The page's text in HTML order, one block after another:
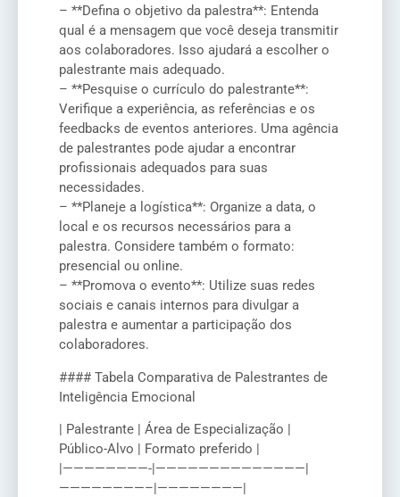
– **Defina o objetivo da palestra**: Entenda
qual é a mensagem que você deseja transmitir
aos colaboradores. Isso ajudará a escolher o
palestrante mais adequado.
– **Pesquise o currículo do palestrante**:
Verifique a experiência, as referências e os
feedbacks de eventos anteriores. Uma agência
de palestrantes pode ajudar a encontrar
profissionais adequados para suas
necessidades.
– **Planeje a logística**: Organize a data, o
local e os recursos necessários para a
palestra. Considere também o formato:
presencial ou online.
– **Promova o evento**: Utilize suas redes
sociais e canais internos para divulgar a
palestra e aumentar a participação dos
colaboradores.
#### Tabela Comparativa de Palestrantes de
Inteligência Emocional
| Palestrante | Área de Especialização |
Público-Alvo | Formato preferido |
|————————-|——————————————|
————————–|————————|